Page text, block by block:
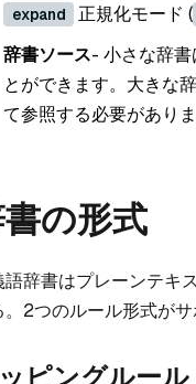
expand 正規化モード (
辞書ソース- 小さな辞書
とができます。大きな辞
て参照する必要がありま
の形式
語辞書はプレーンテキ
。2つのルール形式がサ
ピングルール